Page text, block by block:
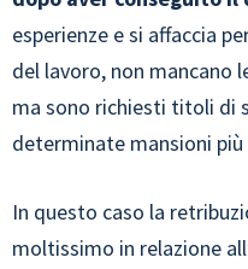
esperienze e si affaccia
del lavoro, non mancano
ma sono richiesti titoli di
determinate mansioni più
In questo caso la
moltissimo in relazione